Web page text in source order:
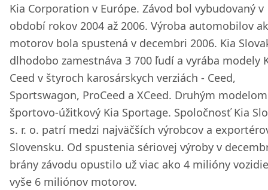
Kia Corporation v Európe. Závod bol vybudovaný v
období rokov 2004 až 2006. Výroba automobilov
motorov bola spustená v decembri 2006. Kia
dlhodobo zamestnáva 3 700 ľudí a vyrába modely
Ceed v štyroch karosárskych verziách - Ceed,
Sportswagon, ProCeed a XCeed. Druhým
športovo-úžitkový Kia Sportage. Spoločnosť Kia
s. r. o. patrí medzi najväčších výrobcov a
Slovensku. Od spustenia sériovej výroby v
brány závodu opustilo už viac ako 4 milióny
vyše 6 miliónov motorov.